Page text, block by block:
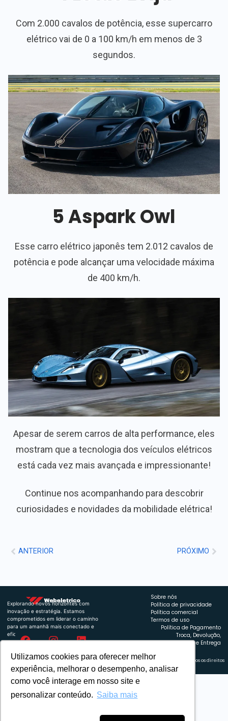
Utilizamos cookies para oferecer melhor
experiência, melhorar o desempenho, analisar
como você interage em nosso site e
personalizar conteúdo. Saiba mais
Com 2.000 cavalos de potência, esse supercarro
elétrico vai de 0 a 100 km/h em menos de 3
segundos.
5 Aspark Owl
Esse carro elétrico japonês tem 2.012 cavalos de
potência e pode alcançar uma velocidade máxima
de 400 km/h.
Apesar de serem carros de alta performance, eles
mostram que a tecnologia dos veículos elétricos
está cada vez mais avançada e impressionante!
Continue nos acompanhando para descobrir
curiosidades e novidades da mobilidade elétrica!
ANTERIOR PRÓXIMO
Explorando novos horizontes com
inovação e estratégia. Estamos
comprometidos em liderar o caminho
para um amanhã mais conectado e
eficiente.
Sobre nós
Política de privacidade
Política comercial
Termos de uso
Política de Pagamento
Troca, Devolução,
Reembolso e Entrega
Retrocart Veiculos Eletricos LTDA CNPJ: 49.759.389/0001-42 | © 2024 Webeletrico. Todos os direitos
reservados.